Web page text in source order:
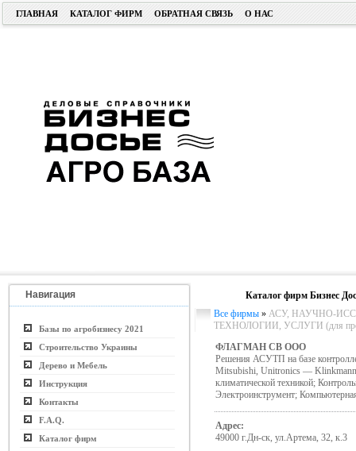
ГЛАВНАЯ КАТАЛОГ ФИРМ ОБРАТНАЯ СВЯЗЬ О НАС
Навигация
Базы по агробизнесу 2021
Строительство Украины
Дерево и Мебель
Инструкция
Контакты
F.A.Q.
Каталог фирм
Каталог фирм Бизнес
Все фирмы » АСУ, НАУЧНО-
ТЕХНОЛОГИИ, УСЛУГИ (для
ФЛАГМАН СВ ООО
Решения АСУТП на базе
Mitsubishi, Unitronics —
климатической техникой;
Электроинструмент;
Адрес:
49000 г.Дн-ск, ул.Артема, 32, к.3